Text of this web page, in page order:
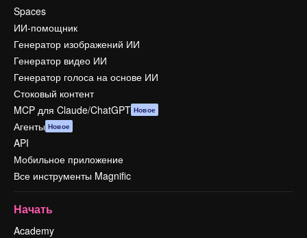
Spaces
ИИ-помощник
Генератор изображений ИИ
Генератор видео ИИ
Генератор голоса на основе ИИ
Стоковый контент
MCP для Claude/ChatGPT Новое
Агенты Новое
API
Мобильное приложение
Все инструменты Magnific
Начать
Academy